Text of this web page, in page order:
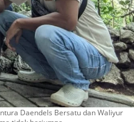
Daendels Bersatu dan Waliyur